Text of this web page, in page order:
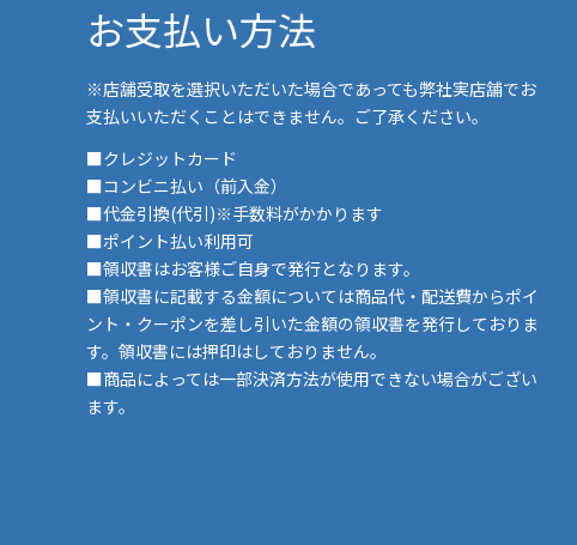
お支払い方法
※店舗受取を選択いただいた場合であっても弊社実店舗でお
支払いいただくことはできません。ご了承ください。
■クレジットカード
■コンビニ払い（前入金）
■代金引換(代引)※手数料がかかります
■ポイント払い利用可
■領収書はお客様ご自身で発行となります。
■領収書に記載する金額については商品代・配送費からポイ
ント・クーポンを差し引いた金額の領収書を発行しておりま
す。領収書には押印はしておりません。
■商品によっては一部決済方法が使用できない場合がござい
ます。